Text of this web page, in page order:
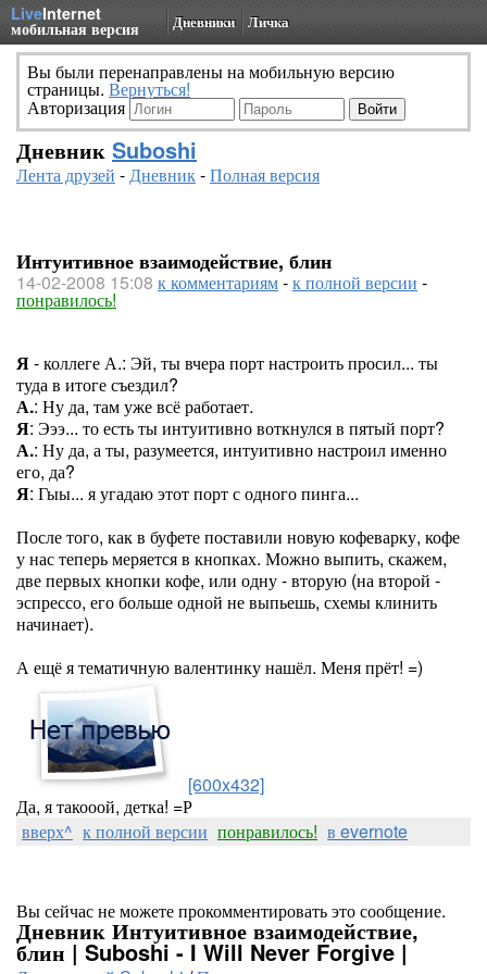
LiveInternet
мобильная версия Дневники Личка
Вы были перенаправлены на мобильную версию
страницы. Вернуться!
Авторизация
Дневник Suboshi
Лента друзей -Дневник-Полная версия
Интуитивное взаимодействие, блин
14-02-2008 15:08 к комментариям-к полной версии -
понравилось!
Я- коллеге А.: Эй, ты вчера порт настроить просил... ты
туда в итоге съездил?
А.: Ну да, там уже всё работает.
Я: Эээ... то есть ты интуитивно воткнулся в пятый порт?
А.: Ну да, а ты, разумеется, интуитивно настроил именно
его, да?
Я: Гыы... я угадаю этот порт с одного пинга...
После того, как в буфете поставили новую кофеварку, кофе
у нас теперь меряется в кнопках. Можно выпить, скажем,
две первых кнопки кофе, или одну - вторую (на второй -
эспрессо, его больше одной не выпьешь, схемы клинить
начинает).
А ещё я тематичную валентинку нашёл. Меня прёт! =)
[600x432]
Да, я такооой, детка! =Р
вверх^ к полной версии понравилось! в evernote
Вы сейчас не можете прокомментировать это сообщение.
Дневник Интуитивное взаимодействие,
блин | Suboshi - I Will Never Forgive |